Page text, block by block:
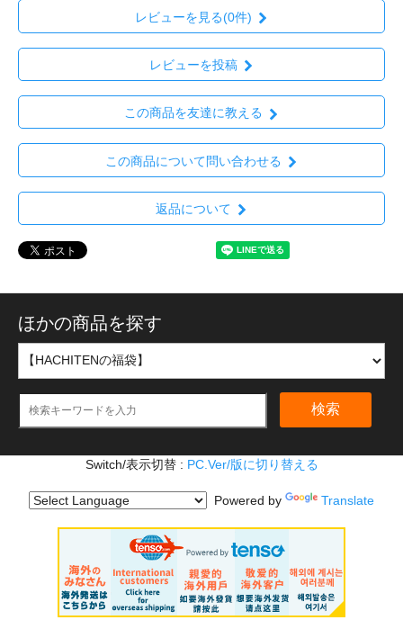
レビューを見る(0件)
レビューを投稿
この商品を友達に教える
この商品について問い合わせる
返品について
ほかの商品を探す
検索
Switch/表示切替 : PC.Ver/版に切り替える
Powered by Translate